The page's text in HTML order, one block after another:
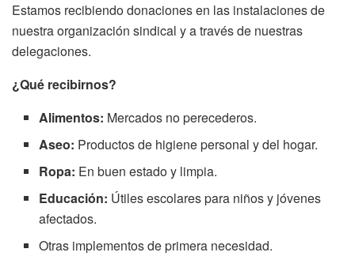
Estamos recibiendo donaciones en las instalaciones de
nuestra organización sindical y a través de nuestras
delegaciones.
¿Qué recibirnos?
Alimentos: Mercados no perecederos.
Aseo: Productos de higiene personal y del hogar.
Ropa: En buen estado y limpia.
Educación: Útiles escolares para niños y jóvenes
afectados.
Otras implementos de primera necesidad.